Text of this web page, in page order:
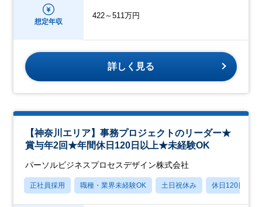
想定年収
422～511万円
詳しく見る
【神奈川エリア】事務プロジェクトのリーダー★
賞与年2回★年間休日120日以上★未経験OK
パーソルビジネスプロセスデザイン株式会社
正社員採用 職種・業界未経験OK 土日祝休み 休日120日以上